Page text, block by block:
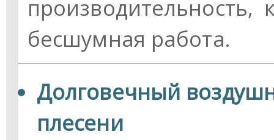
бесшумная работа.
Долговечный
плесени